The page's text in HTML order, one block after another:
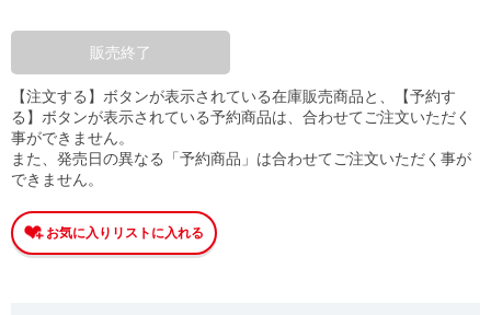
販売終了
【注文する】ボタンが表示されている在庫販売商品と、【予約す
る】ボタンが表示されている予約商品は、合わせてご注文いただく
事ができません。
また、発売日の異なる「予約商品」は合わせてご注文いただく事が
できません。